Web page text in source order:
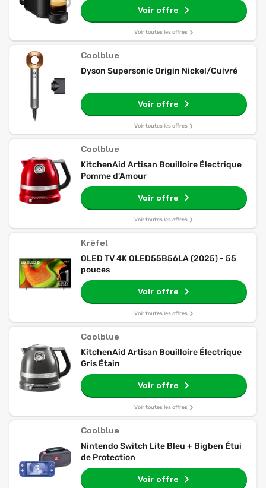
Voir offre
Voir toutes les offres
Coolblue
Dyson Supersonic Origin Nickel/Cuivré
Voir offre
Voir toutes les offres
Coolblue
KitchenAid Artisan Bouilloire Électrique
Pomme d'Amour
Voir offre
Voir toutes les offres
Krëfel
OLED TV 4K OLED55B56LA (2025) - 55
pouces
Voir offre
Voir toutes les offres
Coolblue
KitchenAid Artisan Bouilloire Électrique
Gris Étain
Voir offre
Voir toutes les offres
Coolblue
Nintendo Switch Lite Bleu + Bigben Étui
de Protection
Voir offre